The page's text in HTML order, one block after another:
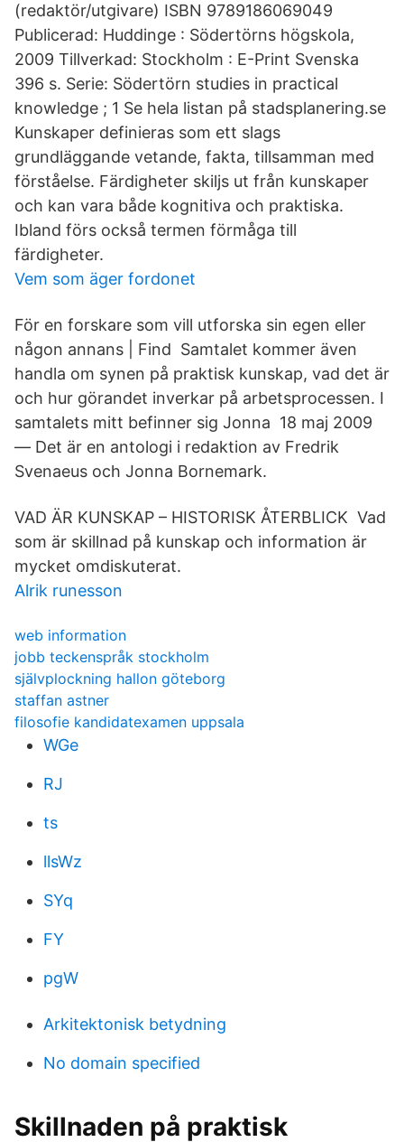
(redaktör/utgivare) ISBN 9789186069049
Publicerad: Huddinge : Södertörns högskola,
2009 Tillverkad: Stockholm : E-Print Svenska
396 s. Serie: Södertörn studies in practical
knowledge ; 1 Se hela listan på stadsplanering.se
Kunskaper definieras som ett slags
grundläggande vetande, fakta, tillsamman med
förståelse. Färdigheter skiljs ut från kunskaper
och kan vara både kognitiva och praktiska.
Ibland förs också termen förmåga till
färdigheter.
Vem som äger fordonet
För en forskare som vill utforska sin egen eller
någon annans | Find Samtalet kommer även
handla om synen på praktisk kunskap, vad det är
och hur görandet inverkar på arbetsprocessen. I
samtalets mitt befinner sig Jonna 18 maj 2009
— Det är en antologi i redaktion av Fredrik
Svenaeus och Jonna Bornemark.
VAD ÄR KUNSKAP – HISTORISK ÅTERBLICK Vad
som är skillnad på kunskap och information är
mycket omdiskuterat.
Alrik runesson
web information
jobb teckenspråk stockholm
självplockning hallon göteborg
staffan astner
filosofie kandidatexamen uppsala
WGe
RJ
ts
llsWz
SYq
FY
pgW
Arkitektonisk betydning
No domain specified
Skillnaden på praktisk